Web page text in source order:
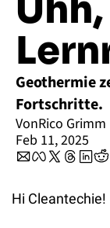
Geothermie
Fortschritte.
VonRico Grimm
Feb 11, 2025
Hi Cleantechie!